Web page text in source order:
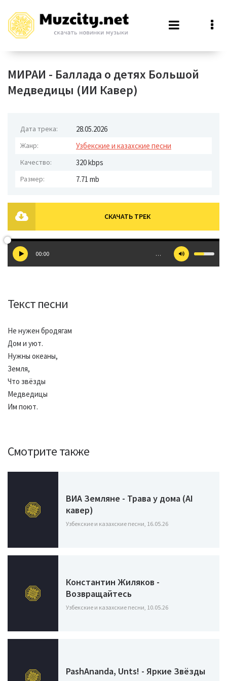
МИРАИ - Баллада о детях Большой
Медведицы (ИИ Кавер)
Дата трека: 28.05.2026
Жанр: Узбекские и казахские песни
Качество: 320 kbps
Размер: 7.71 mb
СКАЧАТЬ ТРЕК
00:00 …
Текст песни
Не нужен бродягам
Дом и уют.
Нужны океаны,
Земля,
Что звёзды
Медведицы
Им поют.
Смотрите также
ВИА Земляне - Трава у дома (AI
кавер)
Узбекские и казахские песни, 16.05.26
Константин Жиляков -
Возвращайтесь
Узбекские и казахские песни, 10.05.26
PashAnanda, Unts! - Яркие Звёзды